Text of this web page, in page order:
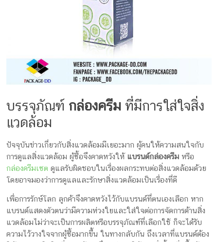
บรรจุภัณฑ์ กล่องครีม ที่มีการใส่ใจสิ่ง
แวดล้อม
ปัจจุบันข่าวเกี่ยวกับสิ่งแวดล้อมมีเยอะมาก ผู้คนให้ความสนใจกับ
การดูแลสิ่งแวดล้อม ผู้ซื้อจึงคาดหวังให้ แบรนด์กล่องครีม หรือ
กล่องครีมเซต ดูแลรับผิดชอบในเรื่องผลกระทบต่อสิ่งแวดล้อมด้วย
โดยอาจมองว่าการดูแลและรักษาสิ่งแวดล้อมเป็นเรื่องที่ดี
เพื่อการรักษ์โลก ลูกค้าจึงคาดหวังไว้กับแบรนด์ที่ต​​นเองเลือก หาก
แบรนด์แสดงตัวตนว่ามีความห่วงใยและใส่ใจต่อการจัดการด้านสิ่ง
แวดล้อมไม่ว่าจะเป็นการผลิตหรือบรรจุภัณฑ์ที่เลือกใช้ ก็จะได้รับ
ความไว้วางใจจากผู้ซื้อมากขึ้น ในทางกลับกัน ถึงเวลาที่แบรนด์ต้อง